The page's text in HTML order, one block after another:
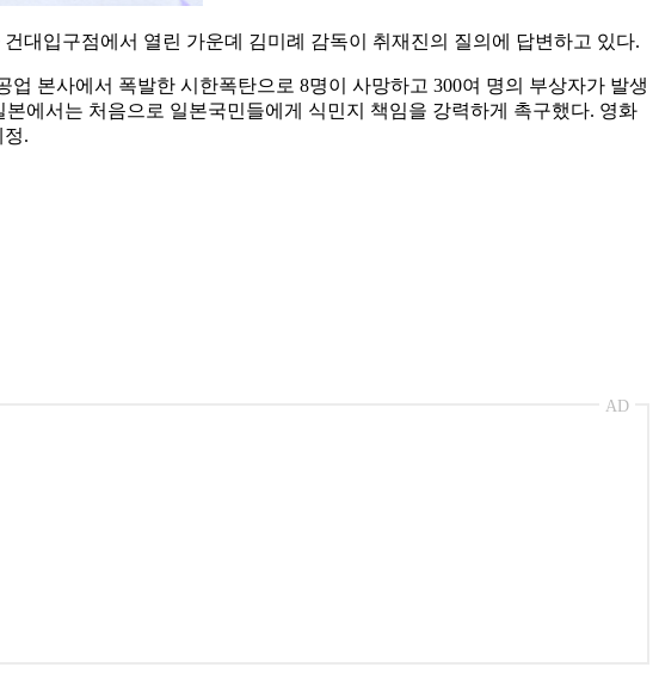
대입구점에서 열린 가운뎨 김미례 감독이 취재진의 질의에 답변하고 있다.
본사에서 폭발한 시한폭탄으로 8명이 사망하고 300여 명의 부상자가 발생
에서는 처음으로 일본국민들에게 식민지 책임을 강력하게 촉구했다. 영화
.
AD